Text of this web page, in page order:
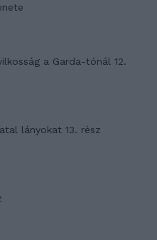
a Garda-tónál 12.
lányokat 13. rész